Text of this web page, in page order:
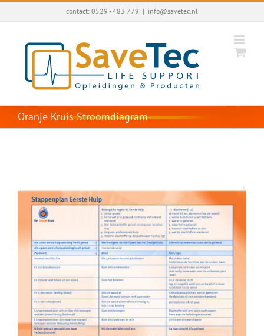
Ga
contact: 0529 - 483 779 | info@savetec.nl
Oranje Kruis Stroomdiagram